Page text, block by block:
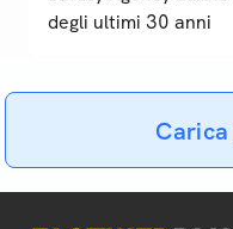
degli ultimi 30 anni